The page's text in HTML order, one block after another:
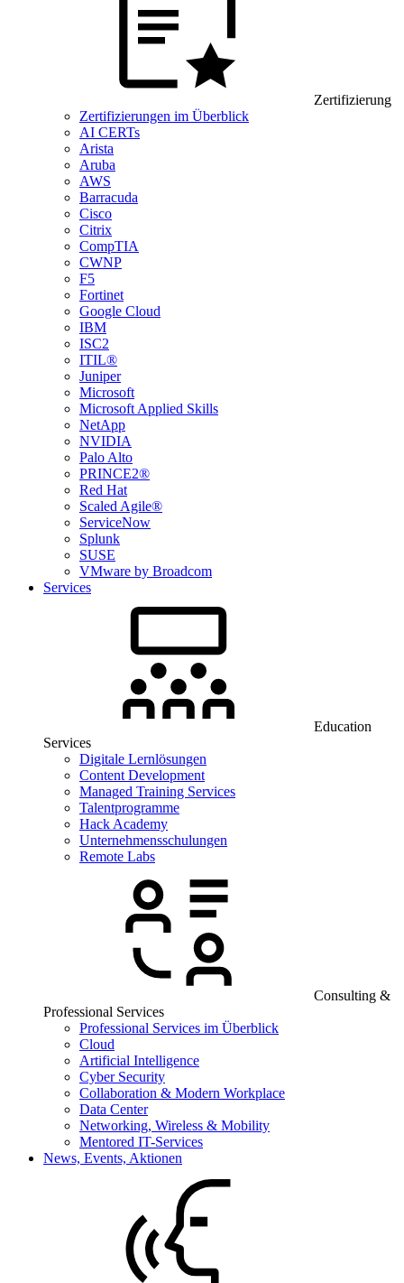
Zertifizierung
Zertifizierungen im Überblick
AI CERTs
Arista
Aruba
AWS
Barracuda
Cisco
Citrix
CompTIA
CWNP
F5
Fortinet
Google Cloud
IBM
ISC2
ITIL®
Juniper
Microsoft
Microsoft Applied Skills
NetApp
NVIDIA
Palo Alto
PRINCE2®
Red Hat
Scaled Agile®
ServiceNow
Splunk
SUSE
VMware by Broadcom
Services
Education
Services
Digitale Lernlösungen
Content Development
Managed Training Services
Talentprogramme
Hack Academy
Unternehmensschulungen
Remote Labs
Consulting &
Professional Services
Professional Services im Überblick
Cloud
Artificial Intelligence
Cyber Security
Collaboration & Modern Workplace
Data Center
Networking, Wireless & Mobility
Mentored IT-Services
News, Events, Aktionen